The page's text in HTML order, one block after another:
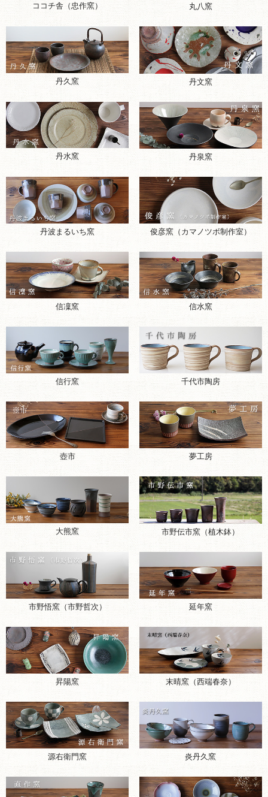
ココチ舎（忠作窯） 丸八窯
丹久窯 丹文窯
丹水窯 丹泉窯
丹波まるいち窯 俊彦窯（カマノツボ制作室）
信凜窯 信水窯
信行窯 千代市陶房
壺市 夢工房
大熊窯 市野伝市窯（植木鉢）
市野悟窯（市野哲次） 延年窯
昇陽窯 末晴窯（西端春奈）
源右衛門窯 炎丹久窯